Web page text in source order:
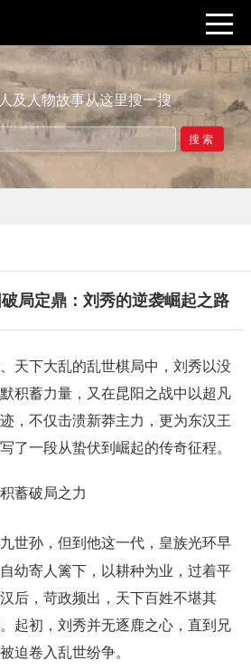
及人物故事从这里搜一搜
搜索
局定鼎：刘秀的逆袭崛起之路
天下大乱的乱世棋局中，刘秀以没
积蓄力量，又在昆阳之战中以超凡
，不仅击溃新莽主力，更为东汉王
了一段从蛰伏到崛起的传奇征程。
蓄破局之力
世孙，但到他这一代，皇族光环早
幼寄人篱下，以耕种为业，过着平
后，苛政频出，天下百姓不堪其
起初，刘秀并无逐鹿之心，直到兄
迫卷入乱世纷争。